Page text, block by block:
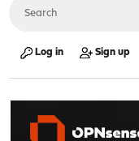
Log in Sign up